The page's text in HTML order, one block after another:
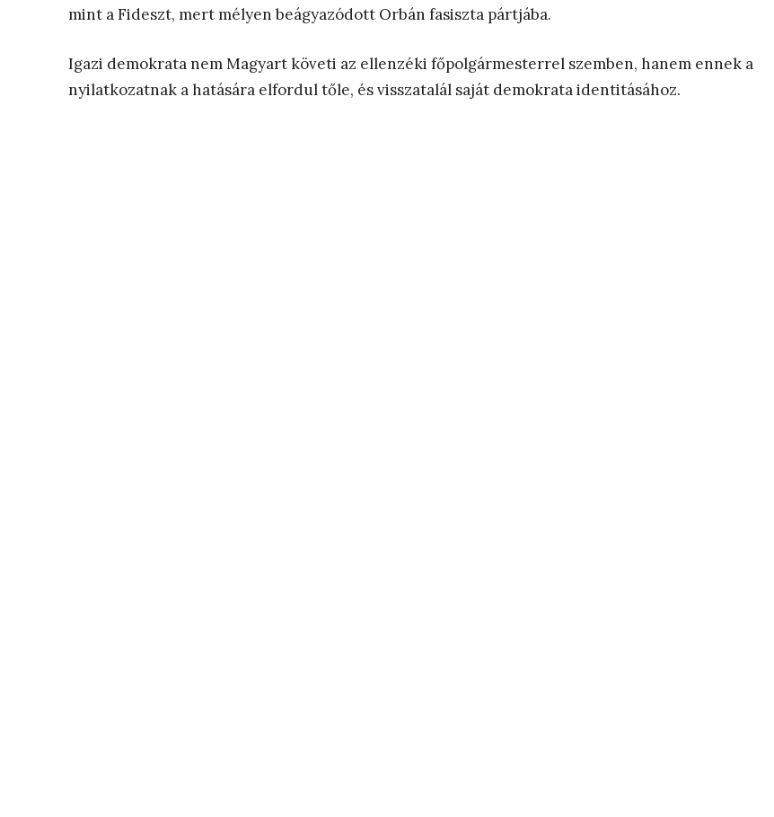
mint a Fideszt, mert mélyen beágyazódott Orbán fasiszta pártjába.
Igazi demokrata nem Magyart követi az ellenzéki főpolgármesterrel szemben, hanem ennek a
nyilatkozatnak a hatására elfordul tőle, és visszatalál saját demokrata identitásához.